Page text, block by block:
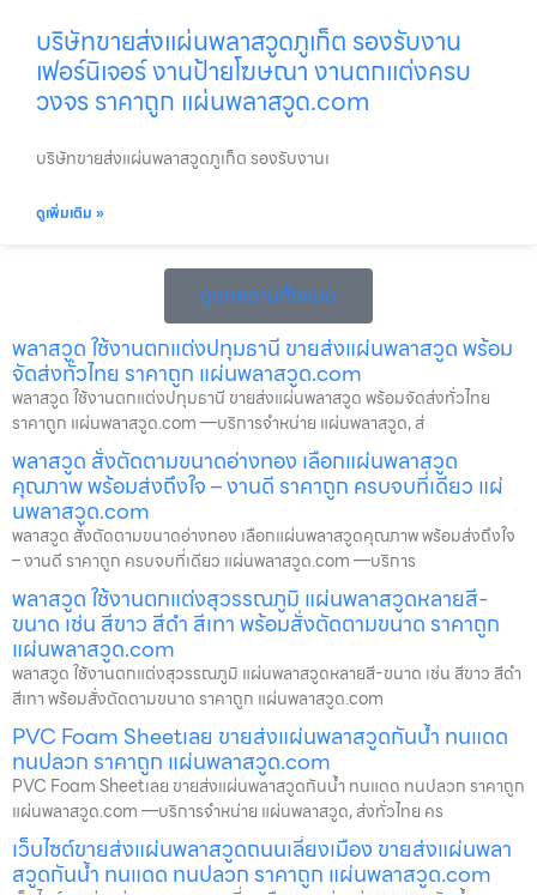
บริษัทขายส่งแผ่นพลาสวูดภูเก็ต รองรับงาน
เฟอร์นิเจอร์ งานป้ายโฆษณา งานตกแต่งครบ
วงจร ราคาถูก แผ่นพลาสวูด.com
บริษัทขายส่งแผ่นพลาสวูดภูเก็ต รองรับงานเ
ดูเพิ่มเติม »
ดูบทความทั้งหมด
พลาสวูด ใช้งานตกแต่งปทุมธานี ขายส่งแผ่นพลาสวูด พร้อม
จัดส่งทั่วไทย ราคาถูก แผ่นพลาสวูด.com
พลาสวูด ใช้งานตกแต่งปทุมธานี ขายส่งแผ่นพลาสวูด พร้อมจัดส่งทั่วไทย
ราคาถูก แผ่นพลาสวูด.com —บริการจำหน่าย แผ่นพลาสวูด, ส่
พลาสวูด สั่งตัดตามขนาดอ่างทอง เลือกแผ่นพลาสวูด
คุณภาพ พร้อมส่งถึงใจ – งานดี ราคาถูก ครบจบที่เดียว แผ่
นพลาสวูด.com
พลาสวูด สั่งตัดตามขนาดอ่างทอง เลือกแผ่นพลาสวูดคุณภาพ พร้อมส่งถึงใจ
– งานดี ราคาถูก ครบจบที่เดียว แผ่นพลาสวูด.com —บริการ
พลาสวูด ใช้งานตกแต่งสุวรรณภูมิ แผ่นพลาสวูดหลายสี-
ขนาด เช่น สีขาว สีดำ สีเทา พร้อมสั่งตัดตามขนาด ราคาถูก
แผ่นพลาสวูด.com
พลาสวูด ใช้งานตกแต่งสุวรรณภูมิ แผ่นพลาสวูดหลายสี-ขนาด เช่น สีขาว สีดำ
สีเทา พร้อมสั่งตัดตามขนาด ราคาถูก แผ่นพลาสวูด.com
PVC Foam Sheetเลย ขายส่งแผ่นพลาสวูดกันน้ำ ทนแดด
ทนปลวก ราคาถูก แผ่นพลาสวูด.com
PVC Foam Sheetเลย ขายส่งแผ่นพลาสวูดกันน้ำ ทนแดด ทนปลวก ราคาถูก
แผ่นพลาสวูด.com —บริการจำหน่าย แผ่นพลาสวูด, ส่งทั่วไทย คร
เว็บไซต์ขายส่งแผ่นพลาสวูดถนนเลี่ยงเมือง ขายส่งแผ่นพลา
สวูดกันน้ำ ทนแดด ทนปลวก ราคาถูก แผ่นพลาสวูด.com